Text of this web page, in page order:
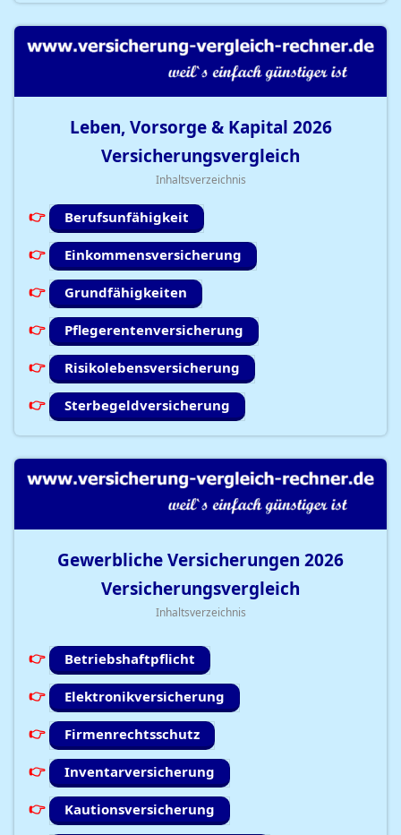
Leben, Vorsorge & Kapital 2026
Versicherungsvergleich
Inhaltsverzeichnis
Berufsunfähigkeit
Einkommensversicherung
Grundfähigkeiten
Pflegerentenversicherung
Risikolebensversicherung
Sterbegeldversicherung
Gewerbliche Versicherungen 2026
Versicherungsvergleich
Inhaltsverzeichnis
Betriebshaftpflicht
Elektronikversicherung
Firmenrechtsschutz
Inventarversicherung
Kautionsversicherung